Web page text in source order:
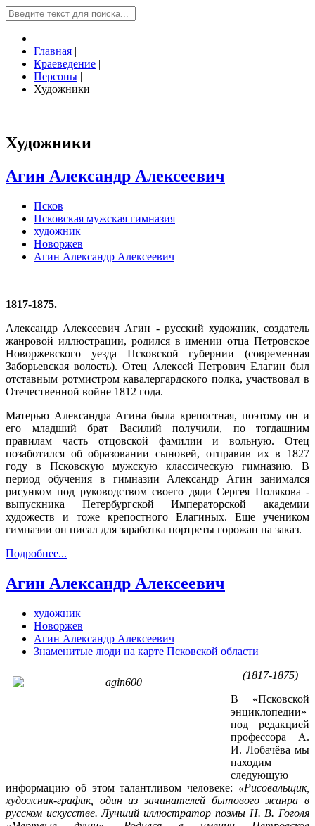
Главная |
Краеведение |
Персоны |
Художники
Художники
Агин Александр Алексеевич
Псков
Псковская мужская гимназия
художник
Новоржев
Агин Александр Алексеевич
1817-1875.
Александр Алексеевич Агин - русский художник, создатель
жанровой иллюстрации, родился в имении отца Петровское
Новоржевского уезда Псковской губернии (современная
Заборьевская волость). Отец Алексей Петрович Елагин был
отставным ротмистром кавалергардского полка, участвовал в
Отечественной войне 1812 года.
Матерью Александра Агина была крепостная, поэтому он и
его младший брат Василий получили, по тогдашним
правилам часть отцовской фамилии и вольную. Отец
позаботился об образовании сыновей, отправив их в 1827
году в Псковскую мужскую классическую гимназию. В
период обучения в гимназии Александр Агин занимался
рисунком под руководством своего дяди Сергея Полякова -
выпускника Петербургской Императорской академии
художеств и тоже крепостного Елагиных. Еще учеником
гимназии он писал для заработка портреты горожан на заказ.
Подробнее...
Агин Александр Алексеевич
художник
Новоржев
Агин Александр Алексеевич
Знаменитые люди на карте Псковской области
(1817-1875)
В «Псковской
энциклопедии»
под редакцией
профессора А.
И. Лобачёва мы
находим
следующую
информацию об этом талантливом человеке: «Рисовальщик,
художник-график, один из зачинателей бытового жанра в
русском искусстве. Лучший иллюстратор поэмы Н. В. Гоголя